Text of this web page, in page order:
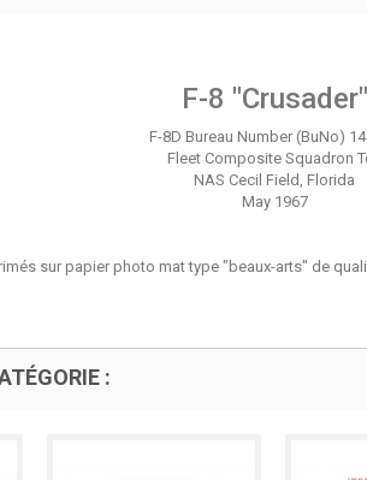
F-8 "Crusader"
F-8D Bureau Number (BuNo)
Fleet Composite Squadron
NAS Cecil Field, Florida
May 1967
sur papier photo mat type "beaux-arts" de
: